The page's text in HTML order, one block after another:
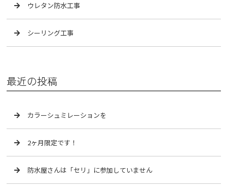
ウレタン防水工事
シーリング工事
最近の投稿
カラーシュミレーションを
2ヶ月限定です！
防水屋さんは「セリ」に参加していません